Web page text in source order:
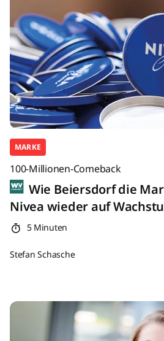
MARKE
100-Millionen-Comeback
Wie Beiersdorf die
Nivea wieder auf
5 Minuten
Stefan Schasche